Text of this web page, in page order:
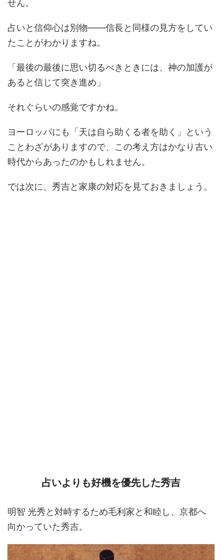
せん。
占いと信仰心は別物――信長と同様の見方をしてい
たことがわかりますね。
「最後の最後に思い切るべきときには、神の加護が
あると信じて突き進め」
それぐらいの感覚ですかね。
ヨーロッパにも「天は自ら助くる者を助く」という
ことわざがありますので、この考え方はかなり古い
時代からあったのかもしれません。
では次に、秀吉と家康の対応を見ておきましょう。
占いよりも好機を優先した秀吉
明智 光秀と対峙するため毛利家と和睦し、京都へ
向かっていた秀吉。